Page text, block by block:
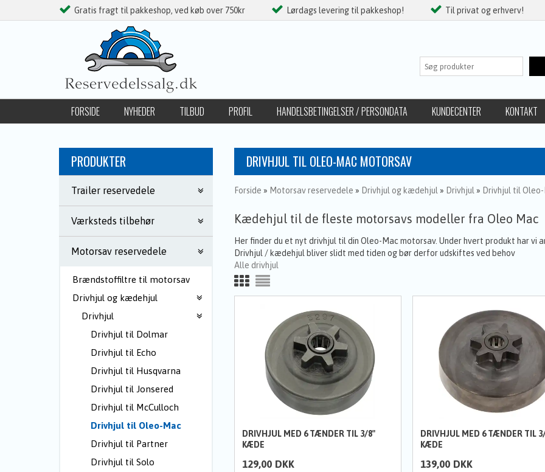
Gratis fragt til pakkeshop, ved køb over 750kr Lørdags levering til pakkeshop! Til privat og erhverv!
FORSIDE NYHEDER TILBUD PROFIL HANDELSBETINGELSER / PERSONDATA KUNDECENTER
KONTAKT
PRODUKTER
Trailer reservedele
Værksteds tilbehør
Motorsav reservedele
Brændstoffiltre til motorsav
Drivhjul og kædehjul
Drivhjul
Drivhjul til Dolmar
Drivhjul til Echo
Drivhjul til Husqvarna
Drivhjul til Jonsered
Drivhjul til McCulloch
Drivhjul til Oleo-Mac
Drivhjul til Partner
Drivhjul til Solo
DRIVHJUL TIL OLEO-MAC MOTORSAV
Forside » Motorsav reservedele » Drivhjul og kædehjul » Drivhjul » Drivhjul til
Kædehjul til de fleste motorsavs modeller fra Oleo Mac
Her finder du et nyt drivhjul til din Oleo-Mac motorsav. Under hvert produkt har
Drivhjul / kædehjul bliver slidt med tiden og bør derfor udskiftes ved behov
Alle drivhjul
DRIVHJUL MED 6 TÆNDER TIL 3/8"
KÆDE
129,00 DKK
DRIVHJUL MED 6 TÆNDER TIL
KÆDE
139,00 DKK